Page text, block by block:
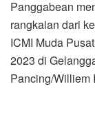
Panggabean
rangkaian dari
ICMI Muda
2023 di
Pancing/Williem